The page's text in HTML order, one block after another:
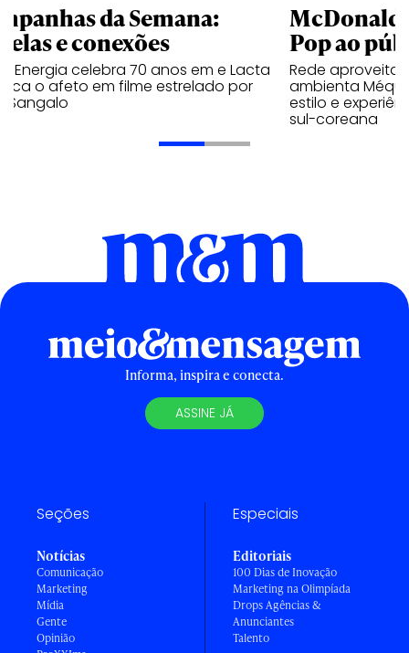
da Semana:
e conexões
Energia celebra 70 anos em e Lacta
o afeto em filme estrelado por
Sangalo
Pop ao
Rede aproveita
ambienta Méqui
estilo e
sul-coreana
Informa, inspira e conecta.
ASSINE JÁ
Seções
Notícias
Comunicação
Marketing
Mídia
Gente
Opinião
Especiais
Editoriais
100 Dias de Inovação
Marketing na Olimpíada
Drops Agências &
Anunciantes
Talento